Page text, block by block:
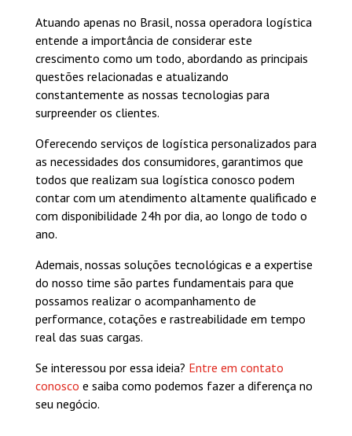
Atuando apenas no Brasil, nossa operadora logística
entende a importância de considerar este
crescimento como um todo, abordando as principais
questões relacionadas e atualizando
constantemente as nossas tecnologias para
surpreender os clientes.
Oferecendo serviços de logística personalizados para
as necessidades dos consumidores, garantimos que
todos que realizam sua logística conosco podem
contar com um atendimento altamente qualificado e
com disponibilidade 24h por dia, ao longo de todo o
ano.
Ademais, nossas soluções tecnológicas e a expertise
do nosso time são partes fundamentais para que
possamos realizar o acompanhamento de
performance, cotações e rastreabilidade em tempo
real das suas cargas.
Se interessou por essa ideia? Entre em contato
conosco e saiba como podemos fazer a diferença no
seu negócio.